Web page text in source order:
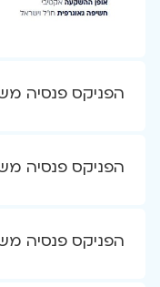
הפניקס פנסיה משלימה
הפניקס פנסיה משלימה
הפניקס פנסיה